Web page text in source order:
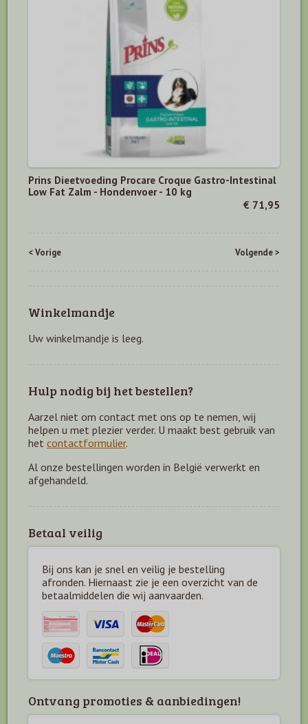
Prins Dieetvoeding Procare Croque Gastro-Intestinal
Low Fat Zalm - Hondenvoer - 10 kg
€ 71,95
< Vorige Volgende >
Winkelmandje
Uw winkelmandje is leeg.
Hulp nodig bij het bestellen?
Aarzel niet om contact met ons op te nemen, wij
helpen u met plezier verder. U maakt best gebruik van
het contactformulier.
Al onze bestellingen worden in België verwerkt en
afgehandeld.
Betaal veilig
Bij ons kan je snel en veilig je bestelling
afronden. Hiernaast zie je een overzicht van de
betaalmiddelen die wij aanvaarden.
Ontvang promoties & aanbiedingen!